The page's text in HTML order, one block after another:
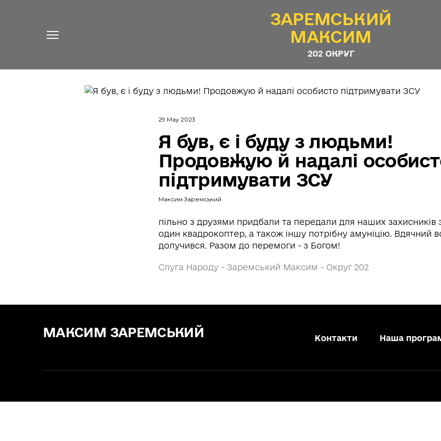
ЗАРЕМСЬКИЙ
МАКСИМ
202 ОКРУГ
29 May 2023
Я був, є і буду з людьми!
Продовжую й надалі
підтримувати ЗСУ
Максим Заремський
пільно з друзями придбали та передали для наших захисників
один квадрокоптер, а також іншу потрібну амуніцію. Вдячний
долучився. Разом до перемоги - з Богом!
Слуга Народу - Заремський Максим - Округ 202
МАКСИМ ЗАРЕМСЬКИЙ Контакти Наша